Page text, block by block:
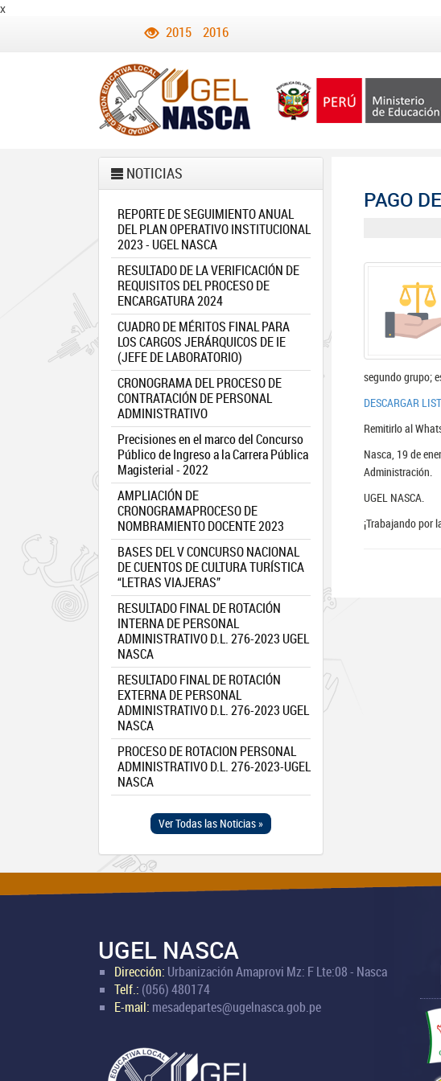
x
2015 2016
NOTICIAS
REPORTE DE SEGUIMIENTO ANUAL
DEL PLAN OPERATIVO INSTITUCIONAL
2023 - UGEL NASCA
RESULTADO DE LA VERIFICACIÓN DE
REQUISITOS DEL PROCESO DE
ENCARGATURA 2024
CUADRO DE MÉRITOS FINAL PARA
LOS CARGOS JERÁRQUICOS DE IE
(JEFE DE LABORATORIO)
CRONOGRAMA DEL PROCESO DE
CONTRATACIÓN DE PERSONAL
ADMINISTRATIVO
Precisiones en el marco del Concurso
Público de Ingreso a la Carrera Pública
Magisterial - 2022
AMPLIACIÓN DE
CRONOGRAMAPROCESO DE
NOMBRAMIENTO DOCENTE 2023
BASES DEL V CONCURSO NACIONAL
DE CUENTOS DE CULTURA TURÍSTICA
“LETRAS VIAJERAS”
RESULTADO FINAL DE ROTACIÓN
INTERNA DE PERSONAL
ADMINISTRATIVO D.L. 276-2023 UGEL
NASCA
RESULTADO FINAL DE ROTACIÓN
EXTERNA DE PERSONAL
ADMINISTRATIVO D.L. 276-2023 UGEL
NASCA
PROCESO DE ROTACION PERSONAL
ADMINISTRATIVO D.L. 276-2023-UGEL
NASCA
Ver Todas las Noticias »
PAGO
segundo grupo;
DESCARGAR
Remitirlo al
Nasca, 19 de
Administración.
UGEL NASCA.
¡Trabajando por
UGEL NASCA
Dirección: Urbanización Amaprovi Mz: F Lte:08 - Nasca
Telf.: (056) 480174
E-mail: mesadepartes@ugelnasca.gob.pe